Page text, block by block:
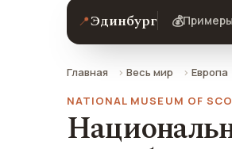
📍Эдинбург 💰
Главная Весь мир Европа
NATIONAL MUSEUM OF